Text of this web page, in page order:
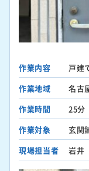
作業内容
戸建
作業地域
名古
作業時間
25分
作業対象
玄関
現場担当者
岩井